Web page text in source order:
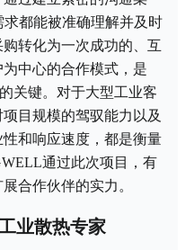
求都能被准确理解并及时
转化为一次成功的、互
中心的合作模式，是
关键。对于大型工业客
目规模的驾驭能力以及
和响应速度，都是衡量
通过此次项目，有
合作伙伴的实力。
业散热专家